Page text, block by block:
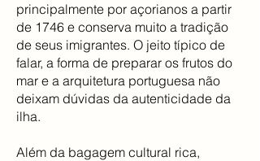
principalmente por açorianos a partir
de 1746 e conserva muito a tradição
de seus imigrantes. O jeito típico de
falar, a forma de preparar os frutos do
mar e a arquitetura portuguesa não
deixam dúvidas da autenticidade da
ilha.
Além da bagagem cultural rica,